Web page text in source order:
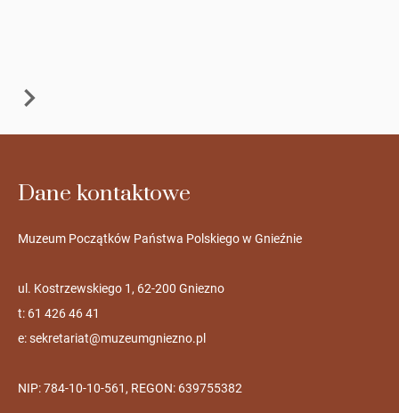
Dane kontaktowe
Muzeum Początków Państwa Polskiego w Gnieźnie
ul. Kostrzewskiego 1, 62-200 Gniezno
t: 61 426 46 41
e:sekretariat@muzeumgniezno.pl
NIP: 784-10-10-561, REGON: 639755382